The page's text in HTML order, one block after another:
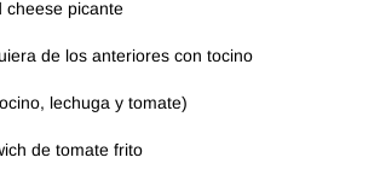
cheese picante
de los anteriores con tocino
lechuga y tomate)
de tomate frito